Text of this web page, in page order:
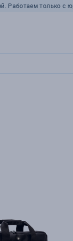
Работаем только с